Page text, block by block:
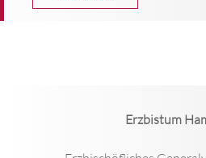
Erzbistum